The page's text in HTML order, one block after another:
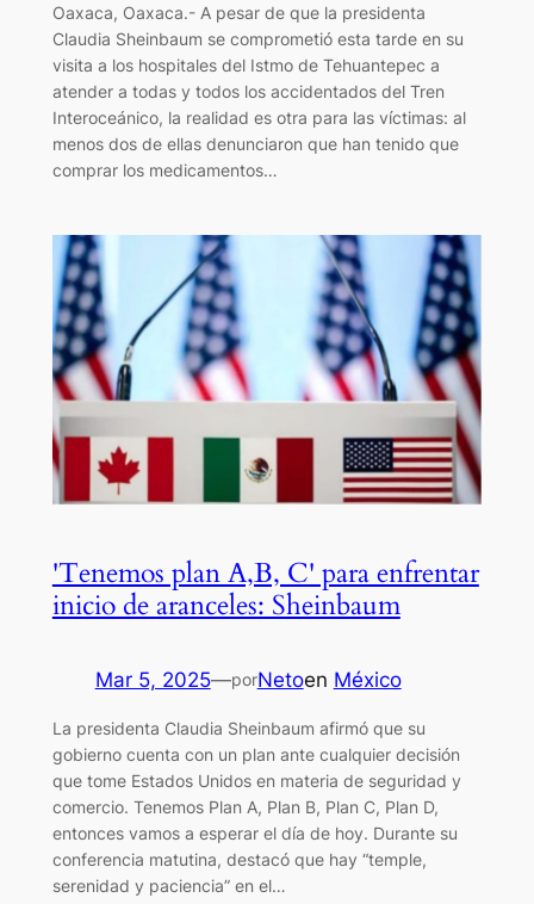
Oaxaca, Oaxaca.- A pesar de que la presidenta
Claudia Sheinbaum se comprometió esta tarde en su
visita a los hospitales del Istmo de Tehuantepec a
atender a todas y todos los accidentados del Tren
Interoceánico, la realidad es otra para las víctimas: al
menos dos de ellas denunciaron que han tenido que
comprar los medicamentos…
'Tenemos plan A,B, C' para enfrentar
inicio de aranceles: Sheinbaum
Mar 5, 2025—porNetoen México
La presidenta Claudia Sheinbaum afirmó que su
gobierno cuenta con un plan ante cualquier decisión
que tome Estados Unidos en materia de seguridad y
comercio. Tenemos Plan A, Plan B, Plan C, Plan D,
entonces vamos a esperar el día de hoy. Durante su
conferencia matutina, destacó que hay “temple,
serenidad y paciencia” en el…